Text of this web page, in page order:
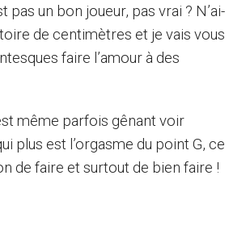
un bon joueur, pas vrai ? N’ai-
de centimètres et je vais vous
faire l’amour à des
même parfois gênant voir
plus est l’orgasme du point G, ce
de faire et surtout de bien faire !